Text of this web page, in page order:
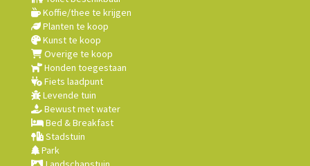
Koffie/thee te krijgen
Planten te koop
Kunst te koop
Overige te koop
Honden toegestaan
Fiets laadpunt
Levende tuin
Bewust met water
Bed & Breakfast
Stadstuin
Park